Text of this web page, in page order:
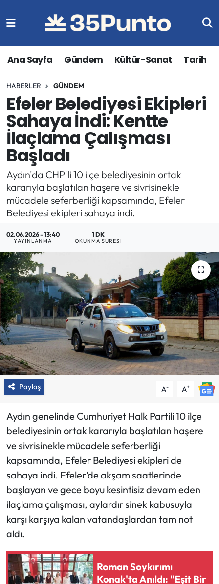
Ana Sayfa Gündem Kültür-Sanat Tarih
HABERLER GÜNDEM
Efeler Belediyesi Ekipleri
Sahaya İndi: Kentte
İlaçlama Çalışması
Başladı
Aydın'da CHP'li 10 ilçe belediyesinin ortak
kararıyla başlatılan haşere ve sivrisinekle
mücadele seferberliği kapsamında, Efeler
Belediyesi ekipleri sahaya indi.
02.06.2026 - 13:40
YAYINLANMA
1 DK
OKUNMA SÜRESI
Paylaş A- A+
Aydın genelinde Cumhuriyet Halk Partili 10 ilçe
belediyesinin ortak kararıyla başlatılan haşere
ve sivrisinekle mücadele seferberliği
kapsamında, Efeler Belediyesi ekipleri de
sahaya indi. Efeler’de akşam saatlerinde
başlayan ve gece boyu kesintisiz devam eden
ilaçlama çalışması, aylardır sinek kabusuyla
karşı karşıya kalan vatandaşlardan tam not
aldı.
Roman Soykırımı
Konak'ta Anıldı: "Eşit Bir